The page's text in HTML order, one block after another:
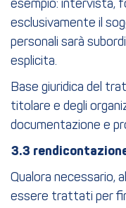
esempio: intervista,
esclusivamente il
personali sarà
esplicita.
Base giuridica del
titolare e degli
documentazione e
3.3
Qualora necessario,
essere trattati per